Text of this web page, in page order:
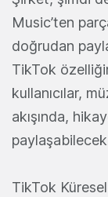
Music’ten
doğrudan
TikTok
kullanıcılar,
akışında,
TikTok